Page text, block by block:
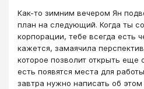
Как-то зимним вечером Ян
план на следующий. Когда ты
корпорации, тебе всегда есть
кажется, замаячила
которое позволит открыть еще
есть появятся места для
завтра нужно написать об